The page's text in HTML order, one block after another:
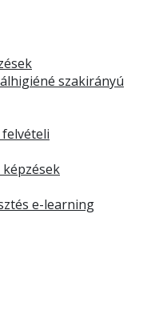
szakirányú
e-learning